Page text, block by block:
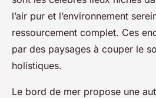
l’air pur et l’environnement
ressourcement complet. Ces
par des paysages à couper le
holistiques.
Le bord de mer propose une